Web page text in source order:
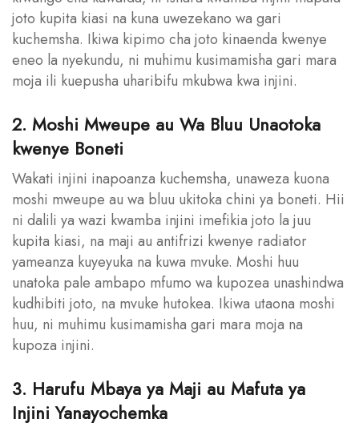
joto kupita kiasi na kuna uwezekano wa gari
kuchemsha. Ikiwa kipimo cha joto kinaenda kwenye
eneo la nyekundu, ni muhimu kusimamisha gari mara
moja ili kuepusha uharibifu mkubwa kwa injini.
2. Moshi Mweupe au Wa Bluu Unaotoka
kwenye Boneti
Wakati injini inapoanza kuchemsha, unaweza kuona
moshi mweupe au wa bluu ukitoka chini ya boneti. Hii
ni dalili ya wazi kwamba injini imefikia joto la juu
kupita kiasi, na maji au antifrizi kwenye radiator
yameanza kuyeyuka na kuwa mvuke. Moshi huu
unatoka pale ambapo mfumo wa kupozea unashindwa
kudhibiti joto, na mvuke hutokea. Ikiwa utaona moshi
huu, ni muhimu kusimamisha gari mara moja na
kupoza injini.
3. Harufu Mbaya ya Maji au Mafuta ya
Injini Yanayochemka